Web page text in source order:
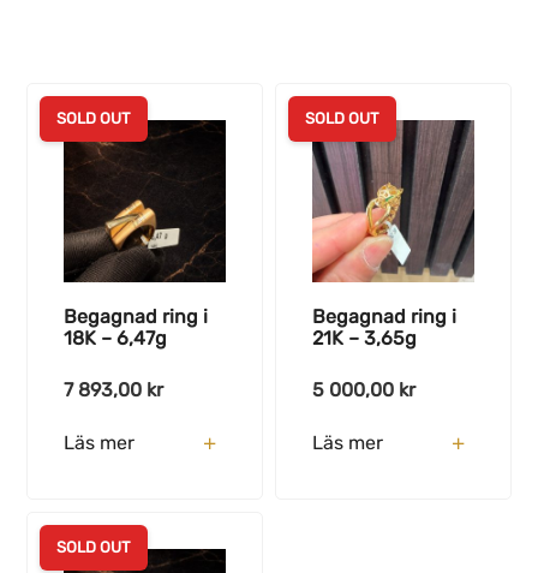
SOLD OUT
Begagnad ring i
18K – 6,47g
7 893,00 kr
Läs mer
SOLD OUT
Begagnad ring i
21K – 3,65g
5 000,00 kr
Läs mer
SOLD OUT